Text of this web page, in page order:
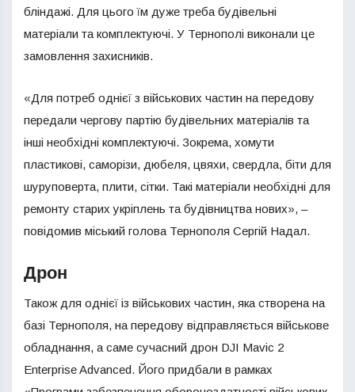
бліндажі. Для цього їм дуже треба будівельні
матеріали та комплектуючі. У Тернополі виконали це
замовлення захисників.
«Для потреб однієї з військових частин на передову
передали чергову партію будівельних матеріалів та
інші необхідні комплектуючі. Зокрема, хомути
пластикові, саморізи, дюбеля, цвяхи, свердла, біти для
шуруповерта, плити, сітки. Такі матеріали необхідні для
ремонту старих укріплень та будівництва нових», –
повідомив міський голова Тернополя Сергій Надал.
Дрон
Також для однієї із військових частин, яка створена на
базі Тернополя, на передову відправляється військове
обладнання, а саме сучасний дрон DJI Mavic 2
Enterprise Advanced. Його придбали в рамках